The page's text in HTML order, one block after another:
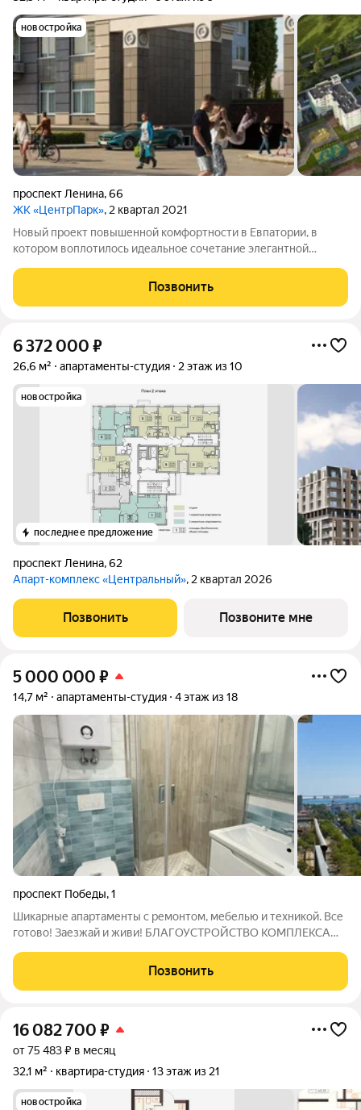
новостройка
проспект Ленина,66
ЖК «ЦентрПарк», 2 квартал 2021
Новый проект повышенной комфортности в Евпатории, в
котором воплотилось идеальное сочетание элегантной
решений и праздника жизни у моря в самом солнечном городе
на крымском побережье. Это место,
Позвонить
6 372 000 ₽
26,6 м² апартаменты-студия 2 этаж из 10
новостройка
последнее предложение
проспект Ленина,62
Апарт-комплекс «Центральный», 2 квартал 2026
Позвонить Позвоните мне
5 000 000 ₽
14,7 м² апартаменты-студия 4 этаж из 18
проспект Победы,1
Шикарные апартаменты с ремонтом, мебелью и техникой. Все
готово! Заезжай и живи! БЛАГОУСТРОЙСТВО КОМПЛЕКСА
ресторан на 2 этаже, зеленые лаунж-зоны, внутренний двор с
летним кафе и фонтаном. На каждом
Позвонить
16 082 700 ₽
от 75 483 ₽ в месяц
32,1 м²
квартира-студия 13 этаж из 21
новостройка